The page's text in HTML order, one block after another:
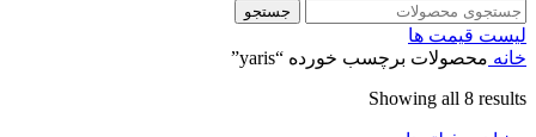
جستجو
لیست قیمت ها
خانه محصولات برچسب خورده “yaris”
Showing all 8 results